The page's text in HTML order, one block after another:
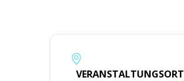
VERANSTALTUNGSORT